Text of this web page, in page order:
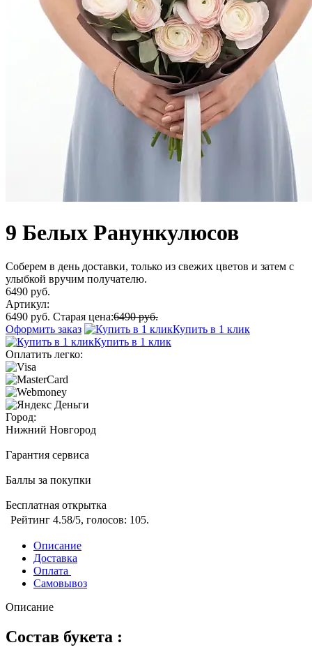
9 Белых Ранункулюсов
Соберем в день доставки, только из свежих цветов и затем с
улыбкой вручим получателю.
6490 руб.
Артикул:
6490 руб. Старая цена:6490 руб.
Оформить заказ
Купить в 1 клик
Купить в 1 клик
Оплатить легко:
Город:
Нижний Новгород
Гарантия сервиса
Баллы за покупки
Бесплатная открытка
Рейтинг 4.58/5, голосов: 105.
Описание
Доставка
Оплата
Самовывоз
Описание
Состав букета :